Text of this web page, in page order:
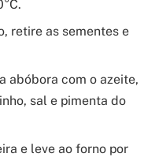
retire as sementes e
abóbora com o azeite,
sal e pimenta do
e leve ao forno por